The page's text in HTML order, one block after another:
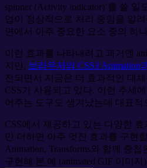
spinner (Activity indicator)’를 쓸
업이 정상적으로 처리 중임을 알
면에서 아주 중요한 요소 중의 하
이런 효과를 나타내려고 과거엔
지만, 브라우저의 CSS3 Animation
전되면서 지금은 더 효과적인 대
CSS가 사용되고 있다. 이런 추세
어주는 도구도 생겨났는데 대표적
CSS에서 제공하고 있는 다양한
만 더하면 아주 멋진 효과를 구현
Animation, Transforms와 함께 중첩
구현해 본 예 (animated GIF 이미지